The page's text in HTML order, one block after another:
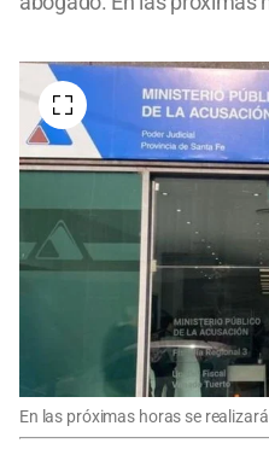
En las próximas horas se